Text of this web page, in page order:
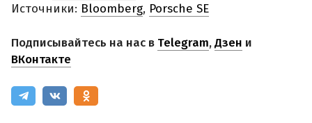
Источники: Bloomberg, Porsche SE
Подписывайтесь на нас в Telegram,Дзен и
ВКонтакте